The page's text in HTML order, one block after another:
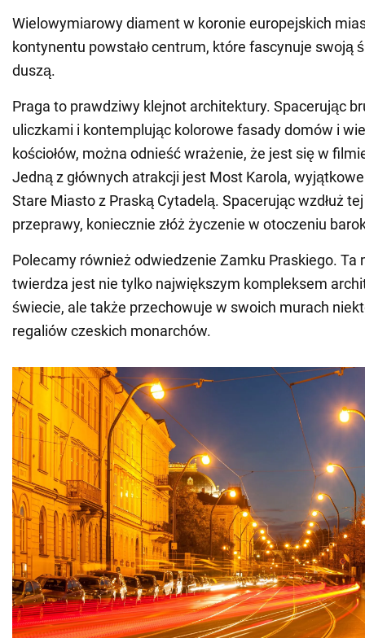
Wielowymiarowy diament w koronie europejskich
kontynentu powstało centrum, które fascynuje swoją
duszą.
Praga to prawdziwy klejnot architektury. Spacerując
uliczkami i kontemplując kolorowe fasady domów i
kościołów, można odnieść wrażenie, że jest się w
Jedną z głównych atrakcji jest Most Karola, wyjątkowe
Stare Miasto z Praską Cytadelą. Spacerując wzdłuż
przeprawy, koniecznie złóż życzenie w otoczeniu
Polecamy również odwiedzenie Zamku Praskiego. Ta
twierdza jest nie tylko największym kompleksem
świecie, ale także przechowuje w swoich murach
regaliów czeskich monarchów.